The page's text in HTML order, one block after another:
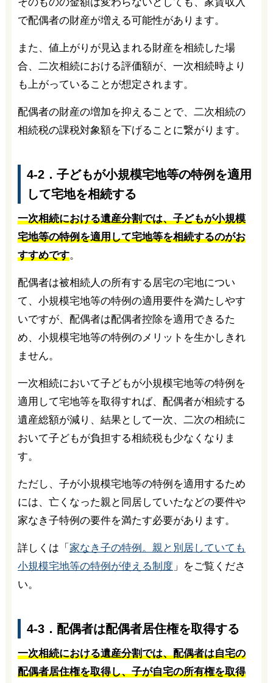
そのものの金額は変わらないとしても、家賃収入
で配偶者の財産が増える可能性があります。
また、値上がりが見込まれる財産を相続した場
合、二次相続における評価額が、一次相続時より
も上がっていることが想定されます。
配偶者の財産の増加を抑えることで、二次相続の
相続税の課税対象額を下げることに繋がります。
4-2．子どもが小規模宅地等の特例を適用
して宅地を相続する
一次相続における遺産分割では、子どもが小規模
宅地等の特例を適用して宅地等を相続するのがお
すすめです。
配偶者は被相続人の所有する居宅の宅地につい
て、小規模宅地等の特例の適用要件を満たしやす
いですが、配偶者は配偶者控除を適用できるた
め、小規模宅地等の特例のメリットを生かしきれ
ません。
一次相続において子どもが小規模宅地等の特例を
適用して宅地等を取得すれば、配偶者が相続する
遺産総額が減り、結果として一次、二次の相続に
おいて子どもが負担する相続税も少なくなりま
す。
ただし、子が小規模宅地等の特例を適用するため
には、亡くなった親と同居していたなどの要件や
家なき子特例の要件を満たす必要があります。
詳しくは「 家なき子の特例。親と別居していても
小規模宅地等の特例が使える制度」をご覧くださ
い。
4-3．配偶者は配偶者居住権を取得する
一次相続における遺産分割では、配偶者は自宅の
配偶者居住権を取得し、子が自宅の所有権を取得